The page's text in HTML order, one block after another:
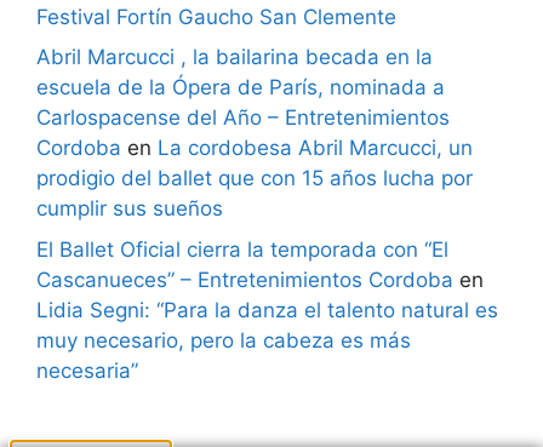
Festival Fortín Gaucho San Clemente
Abril Marcucci , la bailarina becada en la
escuela de la Ópera de París, nominada a
Carlospacense del Año – Entretenimientos
Cordoba en La cordobesa Abril Marcucci, un
prodigio del ballet que con 15 años lucha por
cumplir sus sueños
El Ballet Oficial cierra la temporada con “El
Cascanueces” – Entretenimientos Cordoba en
Lidia Segni: “Para la danza el talento natural es
muy necesario, pero la cabeza es más
necesaria”